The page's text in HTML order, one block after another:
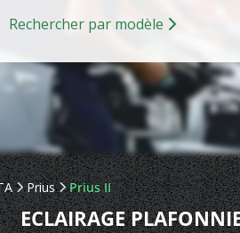
Rechercher par modèle
Prius Prius II
ECLAIRAGE